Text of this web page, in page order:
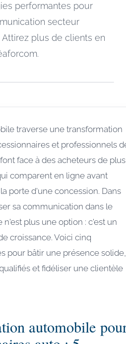
performantes pour
secteur
plus de clients en
traverse une transformation
et professionnels
face à des acheteurs de plus
comparent en ligne avant
porte d'une concession. Dans
sa communication dans le
plus une option : c'est un
croissance. Voici cinq
pour bâtir une présence solide,
et fidéliser une clientèle
automobile